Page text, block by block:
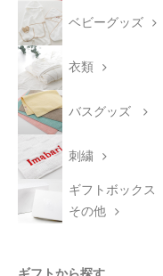
ベビーグッズ
衣類
バスグッズ
刺繍
ギフトボックス
その他